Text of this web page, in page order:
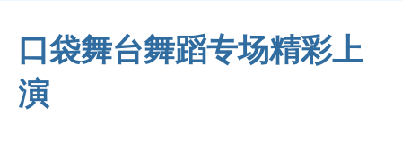
口袋舞台舞蹈专场精彩上
演